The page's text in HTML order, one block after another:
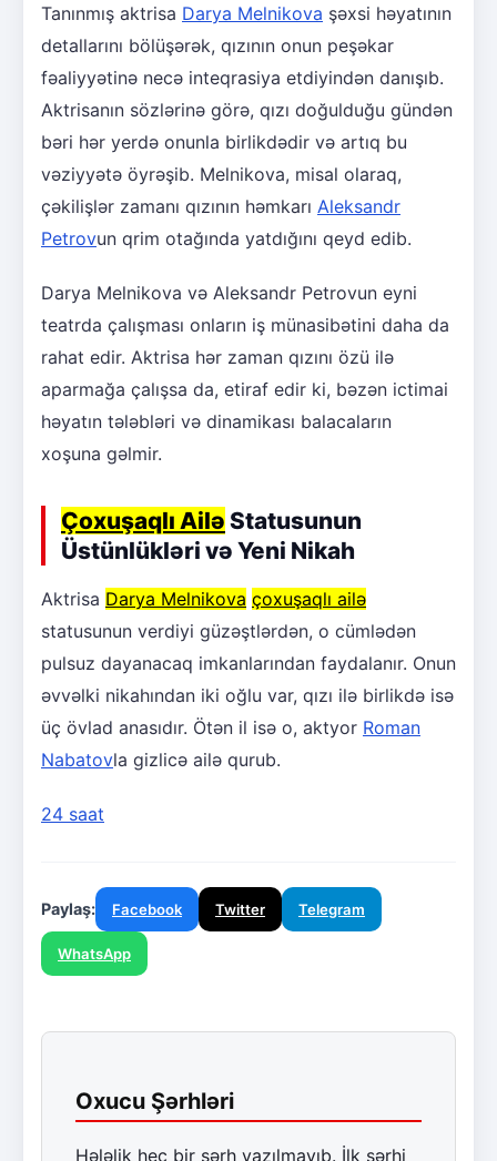
Tanınmış aktrisa Darya Melnikova şəxsi həyatının
detallarını bölüşərək, qızının onun peşəkar
fəaliyyətinə necə inteqrasiya etdiyindən danışıb.
Aktrisanın sözlərinə görə, qızı doğulduğu gündən
bəri hər yerdə onunla birlikdədir və artıq bu
vəziyyətə öyrəşib. Melnikova, misal olaraq,
çəkilişlər zamanı qızının həmkarı Aleksandr
Petrovun qrim otağında yatdığını qeyd edib.
Darya Melnikova və Aleksandr Petrovun eyni
teatrda çalışması onların iş münasibətini daha da
rahat edir. Aktrisa hər zaman qızını özü ilə
aparmağa çalışsa da, etiraf edir ki, bəzən ictimai
həyatın tələbləri və dinamikası balacaların
xoşuna gəlmir.
Çoxuşaqlı Ailə Statusunun
Üstünlükləri və Yeni Nikah
Aktrisa Darya Melnikova çoxuşaqlı ailə
statusunun verdiyi güzəştlərdən, o cümlədən
pulsuz dayanacaq imkanlarından faydalanır. Onun
əvvəlki nikahından iki oğlu var, qızı ilə birlikdə isə
üç övlad anasıdır. Ötən il isə o, aktyor Roman
Nabatovla gizlicə ailə qurub.
24 saat
Paylaş: Facebook Twitter Telegram
WhatsApp
Oxucu Şərhləri
Hələlik heç bir şərh yazılmayıb. İlk şərhi